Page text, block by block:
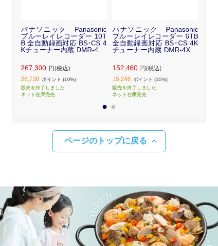
パナソニック Panasonic
ブルーレイレコーダー 10T
B 全自動録画対応 BS･CS 4
Kチューナー内蔵 DMR-4X1
267,300 円(税込)
26,730 ポイント (10%)
販売を終了しました
ネット在庫完売
パナソニック Panasonic
ブルーレイレコーダー 6TB
全自動録画対応 BS･CS 4K
チューナー内蔵 DMR-4X60
152,460 円(税込)
15,246
ポイント (10%)
販売を終了しました
ネット在庫完売
ページのトップに戻る